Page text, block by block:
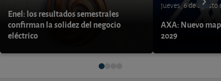
Enel: los resultados semestrales
confirman la solidez del negocio
eléctrico
jueves, 6 de agosto
AXA: Nuevo
2029